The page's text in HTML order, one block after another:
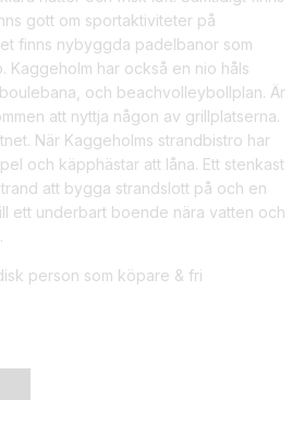
gott om sportaktiviteter på
finns nybyggda padelbanor som
Kaggeholm har också en nio håls
och beachvolleybollplan. Är
att nyttja någon av grillplatserna.
När Kaggeholms strandbistro har
och käpphästar att låna. Ett stenkast
att bygga strandslott på och en
ett underbart boende nära vatten och
person som köpare & fri